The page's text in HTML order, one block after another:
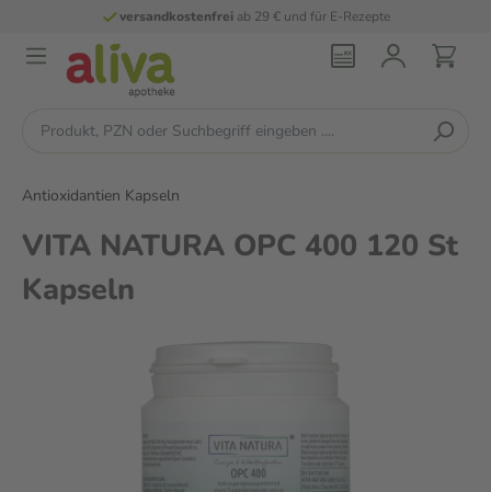
versandkostenfreiab 29 € und für E-Rezepte
Antioxidantien Kapseln
VITA NATURA OPC 400 120 St
Kapseln